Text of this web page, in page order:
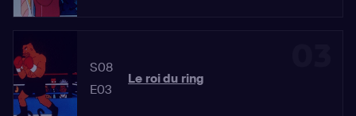
S08
E03
Le roi du ring